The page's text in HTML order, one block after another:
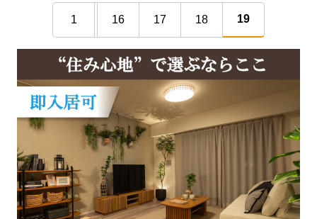
1 16 17 18 19